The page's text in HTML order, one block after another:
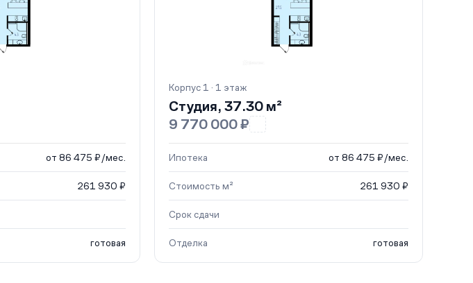
от 86 475 ₽/мес.
261 930 ₽
готовая
Корпус 1 · 1 этаж
Студия, 37.30 м²
9 770 000 ₽
Ипотека от 86 475 ₽/мес.
Стоимость м² 261 930 ₽
Срок сдачи
Отделка готовая